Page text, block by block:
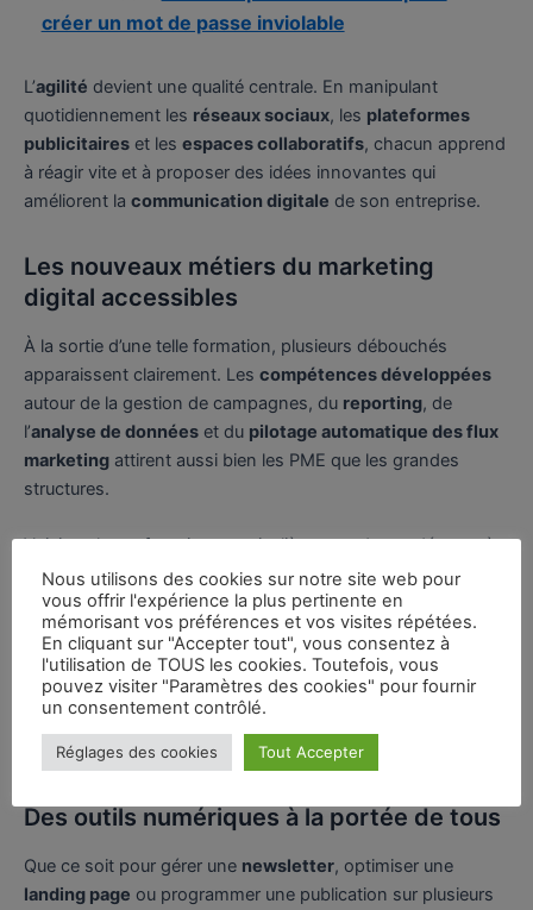
créer un mot de passe inviolable
L’agilité devient une qualité centrale. En manipulant
quotidiennement les réseaux sociaux, les plateformes
publicitaires et les espaces collaboratifs, chacun apprend
à réagir vite et à proposer des idées innovantes qui
améliorent la communication digitale de son entreprise.
Les nouveaux métiers du marketing
digital accessibles
À la sortie d’une telle formation, plusieurs débouchés
apparaissent clairement. Les compétences développées
autour de la gestion de campagnes, du reporting, de
l’analyse de données et du pilotage automatique des flux
marketing attirent aussi bien les PME que les grandes
structures.
Voici quelques fonctions particulièrement demandées après
un parcours orientémarketing digital:
Assistant marketing digital
Chargé de projets marketing automation
Analyste data marketing junior
Community manager spécialisé analyse
Des outils numériques à la portée de tous
Que ce soit pour gérer une newsletter, optimiser une
landing page ou programmer une publication sur plusieurs
Nous utilisons des cookies sur notre site web pour
vous offrir l'expérience la plus pertinente en
mémorisant vos préférences et vos visites répétées.
En cliquant sur "Accepter tout", vous consentez à
l'utilisation de TOUS les cookies. Toutefois, vous
pouvez visiter "Paramètres des cookies" pour fournir
un consentement contrôlé.
Réglages des cookies Tout Accepter